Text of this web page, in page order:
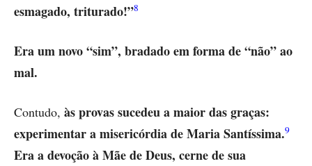
esmagado, triturado!”8
Era um novo “sim”, bradado em forma de “não” ao
mal.
Contudo, às provas sucedeu a maior das graças:
experimentar a misericórdia de Maria Santíssima.9
Era a devoção à Mãe de Deus, cerne de sua